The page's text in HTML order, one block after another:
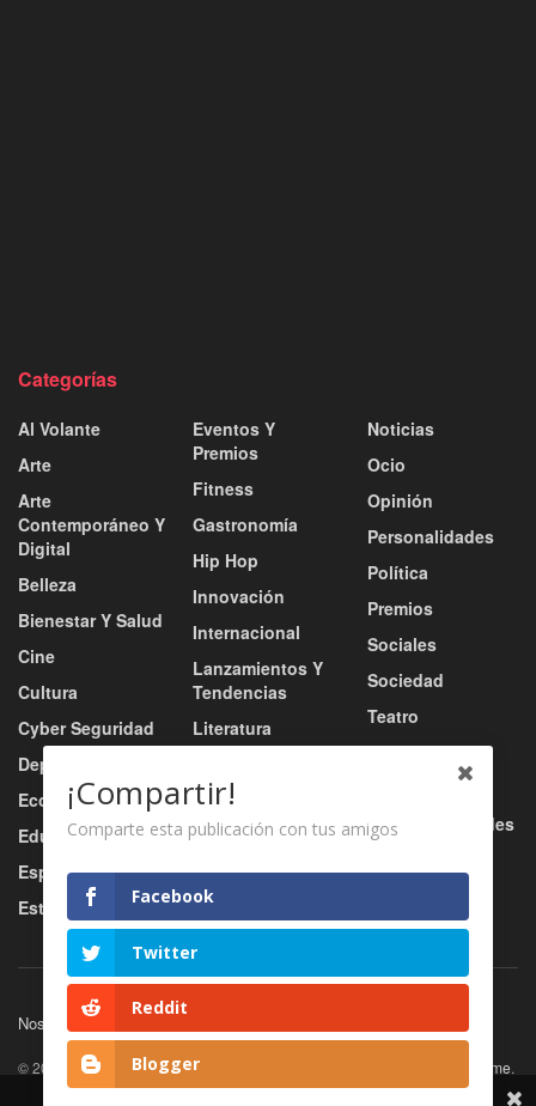
Categorías
Al Volante
Arte
Arte
Contemporáneo Y
Digital
Belleza
Bienestar Y Salud
Cine
Cultura
Cyber Seguridad
Deportes
Economía
Educación
Esports
Estilo De Vida
Eventos Y
Premios
Fitness
Gastronomía
Hip Hop
Innovación
Internacional
Lanzamientos Y
Tendencias
Literatura
Música
Música Urbana
Nacional
Negocio
Noticias
Ocio
Opinión
Personalidades
Política
Premios
Sociales
Sociedad
Teatro
Tecnología
Tv / Radio / Redes
Nosotros
© 2026 JNews - Premium WordPress news & magazine theme by Jegtheme.
¡Compartir!
Comparte esta publicación con tus amigos
Facebook
Twitter
Reddit
Blogger